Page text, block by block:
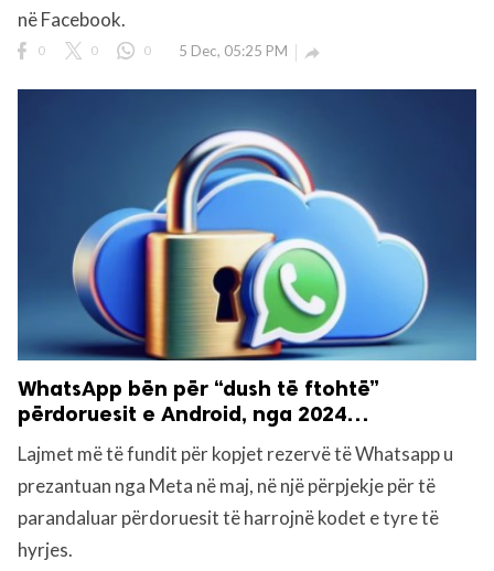
në Facebook.
0 0 0 5 Dec, 05:25 PM 
WhatsApp bën për “dush të ftohtë”
përdoruesit e Android, nga 2024…
Lajmet më të fundit për kopjet rezervë të Whatsapp u
prezantuan nga Meta në maj, në një përpjekje për të
parandaluar përdoruesit të harrojnë kodet e tyre të
hyrjes.